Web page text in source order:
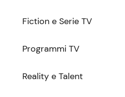
Fiction e Serie TV
Programmi TV
Reality e Talent